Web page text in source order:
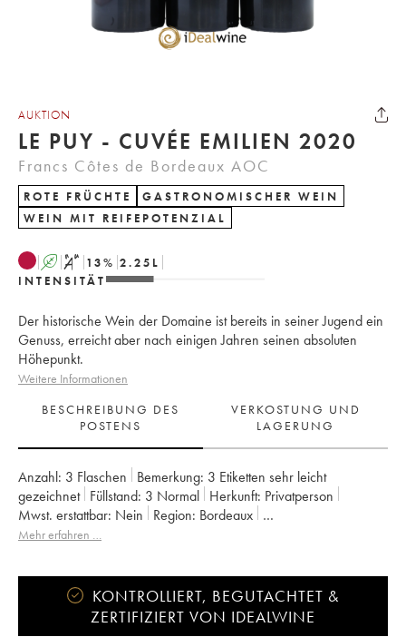
AUKTION
LE PUY - CUVÉE EMILIEN 2020
Francs Côtes de Bordeaux AOC
ROTE FRÜCHTE
GASTRONOMISCHER WEIN
WEIN MIT REIFEPOTENZIAL
A S 13% 2.25 L
INTENSITÄT
Der historische Wein der Domaine ist bereits in seiner Jugend ein
Genuss, erreicht aber nach einigen Jahren seinen absoluten
Höhepunkt.
Weitere Informationen
BESCHREIBUNG DES
POSTENS
VERKOSTUNG UND
LAGERUNG
Anzahl: 3 Flaschen Bemerkung: 3 Etiketten sehr leicht
gezeichnet Füllstand: 3 Normal Herkunft:
privatperson
Mwst. erstattbar:
nein Region:
Bordeaux
Appellation: Francs Côtes de Bordeaux
Mehr erfahren …
KONTROLLIERT, BEGUTACHTET &
ZERTIFIZIERT VON IDEALWINE